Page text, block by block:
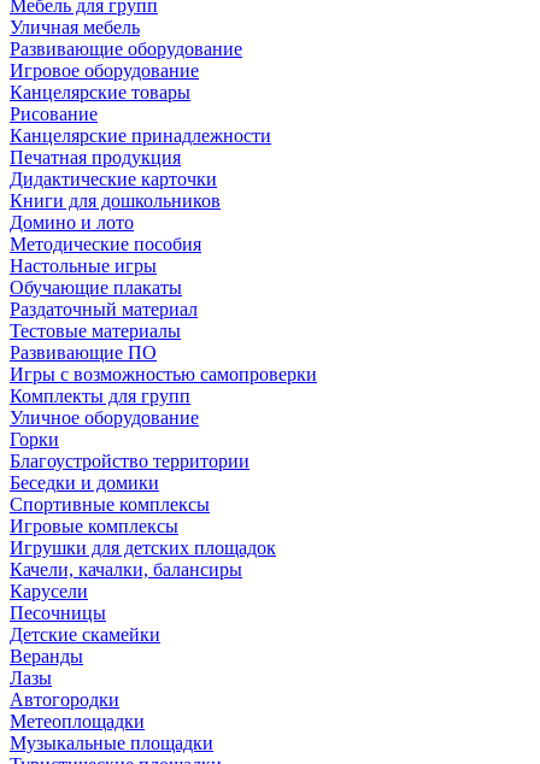
Мебель для групп
Уличная мебель
Развивающие оборудование
Игровое оборудование
Канцелярские товары
Рисование
Канцелярские принадлежности
Печатная продукция
Дидактические карточки
Книги для дошкольников
Домино и лото
Методические пособия
Настольные игры
Обучающие плакаты
Раздаточный материал
Тестовые материалы
Развивающие ПО
Игры с возможностью самопроверки
Комплекты для групп
Уличное оборудование
Горки
Благоустройство территории
Беседки и домики
Спортивные комплексы
Игровые комплексы
Игрушки для детских площадок
Качели, качалки, балансиры
Карусели
Песочницы
Детские скамейки
Веранды
Лазы
Автогородки
Метеоплощадки
Музыкальные площадки